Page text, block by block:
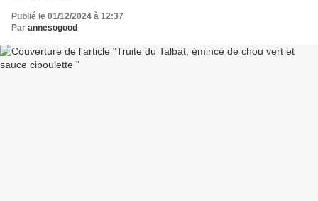
Publié le 01/12/2024 à 12:37
Par annesogood